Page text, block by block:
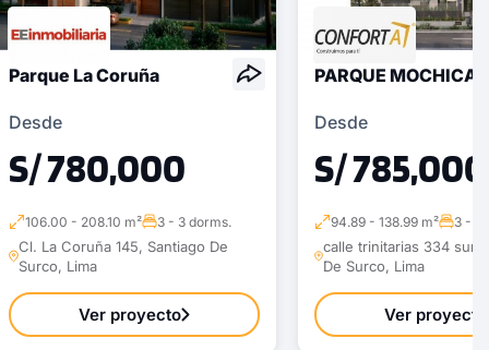
Parque La Coruña
Desde
S/ 780,000
106.00 - 208.10 m² 3 - 3 dorms.
Cl. La Coruña 145, Santiago De
Surco, Lima
Ver proyecto
PARQUE MOCHICA
Desde
S/ 785,000
94.89 - 138.99 m² 3 - 3
calle trinitarias 334
De Surco, Lima
Ver proyecto